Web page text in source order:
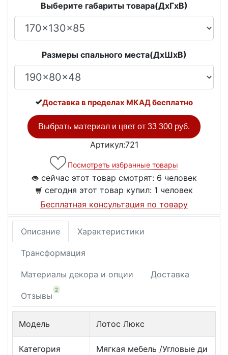
Выберите габариты товара(ДxГxВ)
Размеры спального места(ДxШxВ)
Доставка в пределах МКАД бесплатно
Выбрать материал и цвет от 33 300 руб.
Артикул:721
Посмотреть избранные товары
сейчас этот товар смотрят: 6 человек
сегодня этот товар купил: 1 человек
Бесплатная консультация по товару
Описание Характеристики
Трансформация
Материалы декора и опции Доставка
Отзывы
2
Модель Лотос Люкс
Категория
Мягкая мебель /Угловые ди